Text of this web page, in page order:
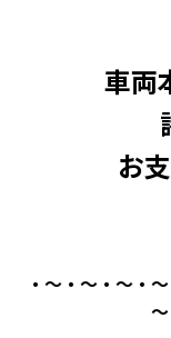
車両
お
・～・～・～・